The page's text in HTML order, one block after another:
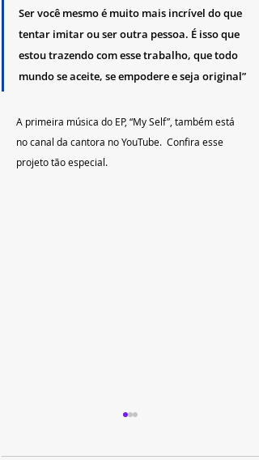
Ser você mesmo é muito mais incrível do que
tentar imitar ou ser outra pessoa. É isso que
estou trazendo com esse trabalho, que todo
mundo se aceite, se empodere e seja original”
A primeira música do EP, “My Self”, também está
no canal da cantora no YouTube.  Confira esse
projeto tão especial.